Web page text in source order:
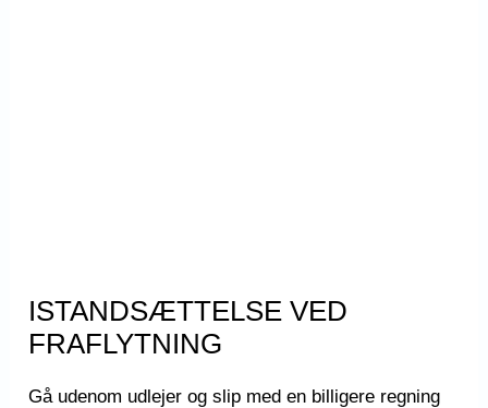
ISTANDSÆTTELSE VED
FRAFLYTNING
Gå udenom udlejer og slip med en billigere regning